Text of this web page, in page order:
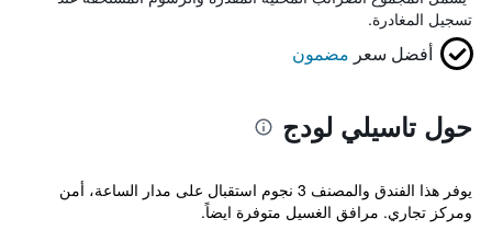
تسجيل المغادرة.
أفضل سعر مضمون
حول تاسيلي لودج
يوفر هذا الفندق والمصنف 3 نجوم استقبال على مدار الساعة، أمن
ومركز تجاري. مرافق الغسيل متوفرة ايضاً.